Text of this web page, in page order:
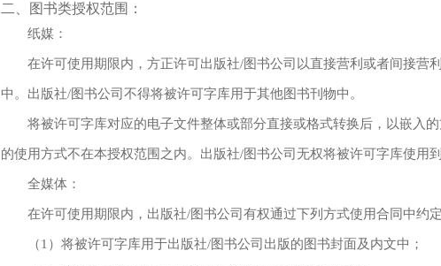
二、图书类授权范围：
纸媒：
在许可使用期限内，方正许可出版社/图书公司以直接营利或者间接
中。出版社/图书公司不得将被许可字库用于其他图书刊物中。
将被许可字库对应的电子文件整体或部分直接或格式转换后，以嵌入
的使用方式不在本授权范围之内。出版社/图书公司无权将被许可字库使用
全媒体：
在许可使用期限内，出版社/图书公司有权通过下列方式使用合同中约
（1）将被许可字库用于出版社/图书公司出版的图书封面及内文中；